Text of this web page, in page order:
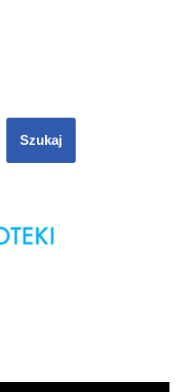
Szukaj